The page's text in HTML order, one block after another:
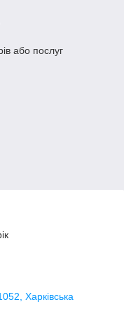
або послуг
Харківська